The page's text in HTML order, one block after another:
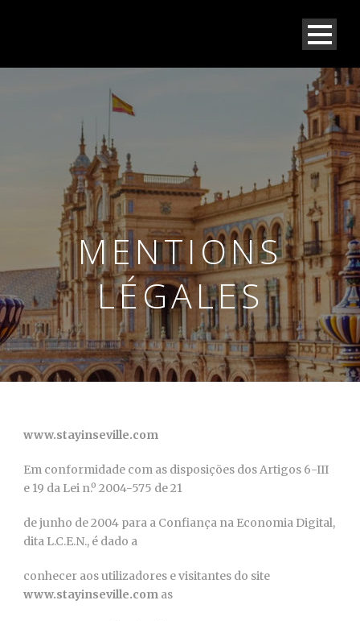
MENTIONS
LÉGALES
www.stayinseville.com
Em conformidade com as disposições dos Artigos 6-III
e 19 da Lei n.º 2004-575 de 21
de junho de 2004 para a Confiança na Economia Digital,
dita L.C.E.N., é dado a
conhecer aos utilizadores e visitantes do site
www.stayinseville.com as